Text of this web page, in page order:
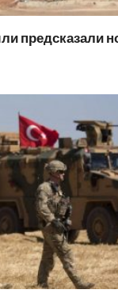
предсказали